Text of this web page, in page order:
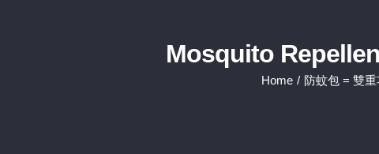
Mosquito
Home / 防蚊包 = 雙